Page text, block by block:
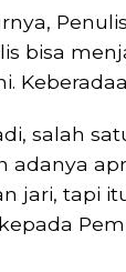
bisa
salah
adanya
jari, tapi